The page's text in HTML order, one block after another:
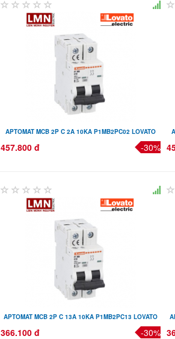
APTOMAT MCB 2P C 2A 10KA P1MB2PC02 LOVATO
457.800 đ -30%
APTOMAT MCB 2P C 13A 10KA P1MB2PC13 LOVATO
366.100 đ -30%